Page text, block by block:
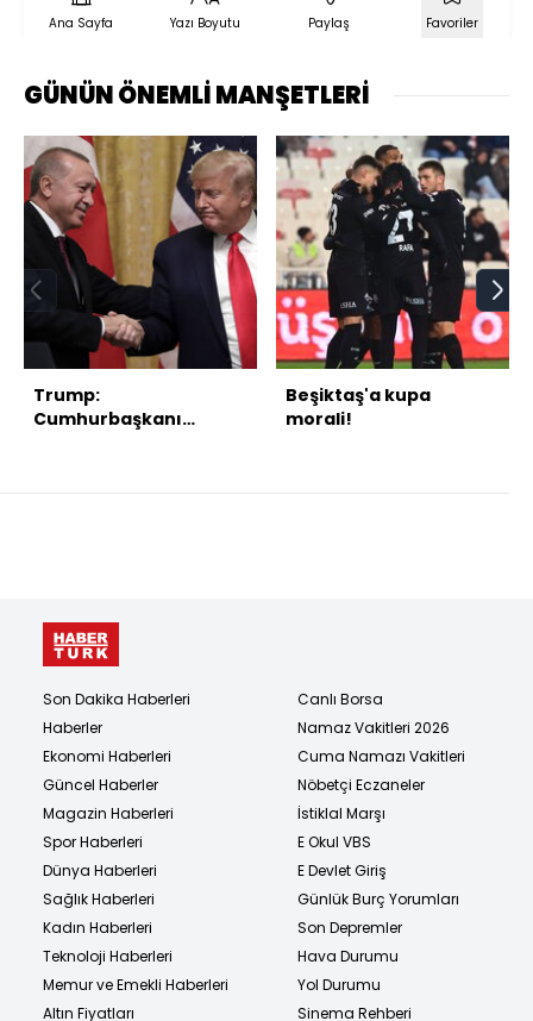
Ana Sayfa Yazı Boyutu Paylaş Favoriler
GÜNÜN ÖNEMLİ MANŞETLERİ
Trump:
Cumhurbaşkanı
Beşiktaş'a kupa
morali!
Son Dakika Haberleri
Haberler
Ekonomi Haberleri
Güncel Haberler
Magazin Haberleri
Spor Haberleri
Dünya Haberleri
Sağlık Haberleri
Kadın Haberleri
Teknoloji Haberleri
Memur ve Emekli Haberleri
Altın Fiyatları
Canlı Borsa
Namaz Vakitleri 2026
Cuma Namazı Vakitleri
Nöbetçi Eczaneler
İstiklal Marşı
E Okul VBS
E Devlet Giriş
Günlük Burç Yorumları
Son Depremler
Hava Durumu
Yol Durumu
Sinema Rehberi